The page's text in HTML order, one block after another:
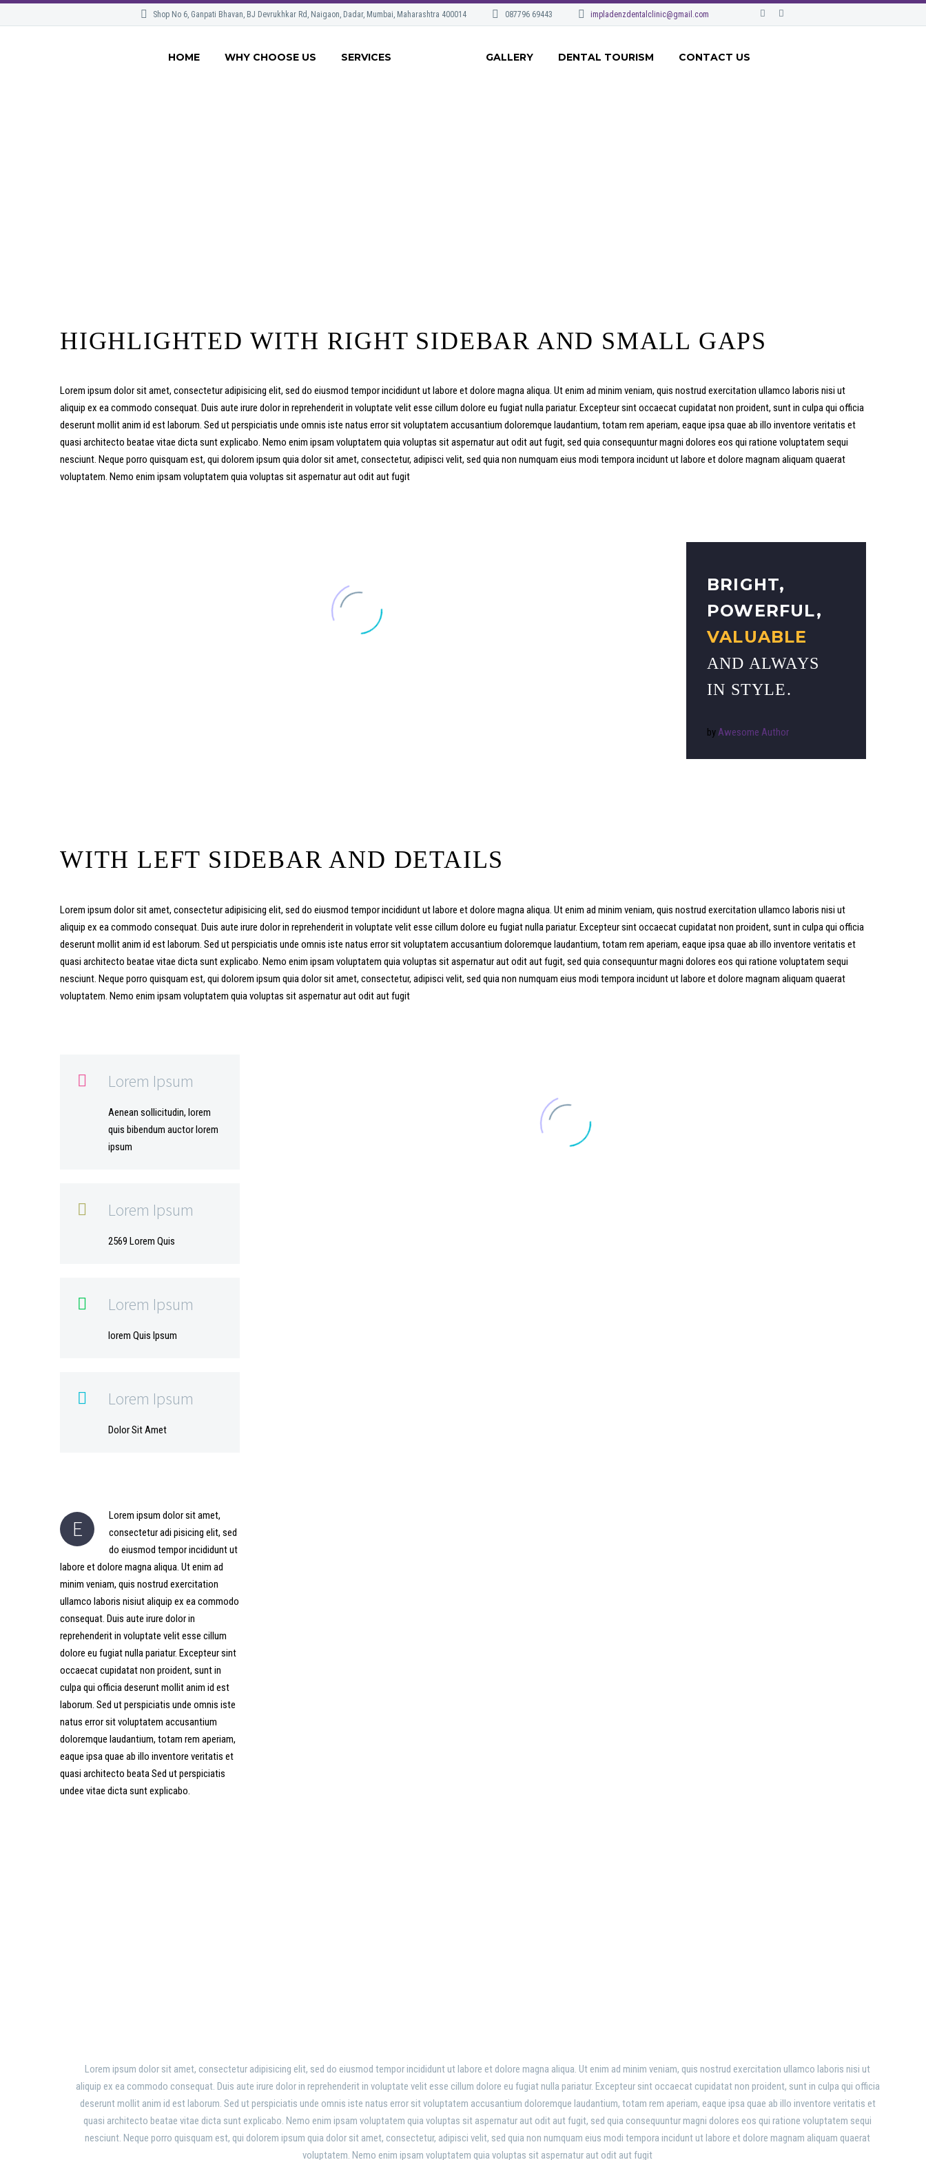
Shop No 6, Ganpati Bhavan, BJ Devrukhkar Rd, Naigaon, Dadar, Mumbai, Maharashtra 400014 087796 69443 impladenzdentalclinic@gmail.com
HOME WHY CHOOSE US SERVICES GALLERY DENTAL TOURISM CONTACT US
HIGHLIGHTED WITH RIGHT SIDEBAR AND SMALL GAPS
Lorem ipsum dolor sit amet, consectetur adipisicing elit, sed do eiusmod tempor incididunt ut labore et dolore magna aliqua. Ut enim ad minim veniam, quis nostrud exercitation ullamco laboris nisi ut
aliquip ex ea commodo consequat. Duis aute irure dolor in reprehenderit in voluptate velit esse cillum dolore eu fugiat nulla pariatur. Excepteur sint occaecat cupidatat non proident, sunt in culpa qui officia
deserunt mollit anim id est laborum. Sed ut perspiciatis unde omnis iste natus error sit voluptatem accusantium doloremque laudantium, totam rem aperiam, eaque ipsa quae ab illo inventore veritatis et
quasi architecto beatae vitae dicta sunt explicabo. Nemo enim ipsam voluptatem quia voluptas sit aspernatur aut odit aut fugit, sed quia consequuntur magni dolores eos qui ratione voluptatem sequi
nesciunt. Neque porro quisquam est, qui dolorem ipsum quia dolor sit amet, consectetur, adipisci velit, sed quia non numquam eius modi tempora incidunt ut labore et dolore magnam aliquam quaerat
voluptatem. Nemo enim ipsam voluptatem quia voluptas sit aspernatur aut odit aut fugit
BRIGHT,
POWERFUL,
VALUABLE
AND ALWAYS
IN STYLE.
by Awesome Author
WITH LEFT SIDEBAR AND DETAILS
Lorem ipsum dolor sit amet, consectetur adipisicing elit, sed do eiusmod tempor incididunt ut labore et dolore magna aliqua. Ut enim ad minim veniam, quis nostrud exercitation ullamco laboris nisi ut
aliquip ex ea commodo consequat. Duis aute irure dolor in reprehenderit in voluptate velit esse cillum dolore eu fugiat nulla pariatur. Excepteur sint occaecat cupidatat non proident, sunt in culpa qui officia
deserunt mollit anim id est laborum. Sed ut perspiciatis unde omnis iste natus error sit voluptatem accusantium doloremque laudantium, totam rem aperiam, eaque ipsa quae ab illo inventore veritatis et
quasi architecto beatae vitae dicta sunt explicabo. Nemo enim ipsam voluptatem quia voluptas sit aspernatur aut odit aut fugit, sed quia consequuntur magni dolores eos qui ratione voluptatem sequi
nesciunt. Neque porro quisquam est, qui dolorem ipsum quia dolor sit amet, consectetur, adipisci velit, sed quia non numquam eius modi tempora incidunt ut labore et dolore magnam aliquam quaerat
voluptatem. Nemo enim ipsam voluptatem quia voluptas sit aspernatur aut odit aut fugit
 Lorem Ipsum
Aenean sollicitudin, lorem
quis bibendum auctor lorem
ipsum
 Lorem Ipsum
2569 Lorem Quis
 Lorem Ipsum
lorem Quis Ipsum
 Lorem Ipsum
Dolor Sit Amet
E
Lorem ipsum dolor sit amet,
consectetur adi pisicing elit, sed
do eiusmod tempor incididunt ut
labore et dolore magna aliqua. Ut enim ad
minim veniam, quis nostrud exercitation
ullamco laboris nisiut aliquip ex ea commodo
consequat. Duis aute irure dolor in
reprehenderit in voluptate velit esse cillum
dolore eu fugiat nulla pariatur. Excepteur sint
occaecat cupidatat non proident, sunt in
culpa qui officia deserunt mollit anim id est
laborum. Sed ut perspiciatis unde omnis iste
natus error sit voluptatem accusantium
doloremque laudantium, totam rem aperiam,
eaque ipsa quae ab illo inventore veritatis et
quasi architecto beata Sed ut perspiciatis
undee vitae dicta sunt explicabo.
Lorem ipsum dolor sit amet, consectetur adipisicing elit, sed do eiusmod tempor incididunt ut labore et dolore magna aliqua. Ut enim ad minim veniam, quis nostrud exercitation ullamco laboris nisi ut
aliquip ex ea commodo consequat. Duis aute irure dolor in reprehenderit in voluptate velit esse cillum dolore eu fugiat nulla pariatur. Excepteur sint occaecat cupidatat non proident, sunt in culpa qui officia
deserunt mollit anim id est laborum. Sed ut perspiciatis unde omnis iste natus error sit voluptatem accusantium doloremque laudantium, totam rem aperiam, eaque ipsa quae ab illo inventore veritatis et
quasi architecto beatae vitae dicta sunt explicabo. Nemo enim ipsam voluptatem quia voluptas sit aspernatur aut odit aut fugit, sed quia consequuntur magni dolores eos qui ratione voluptatem sequi
nesciunt. Neque porro quisquam est, qui dolorem ipsum quia dolor sit amet, consectetur, adipisci velit, sed quia non numquam eius modi tempora incidunt ut labore et dolore magnam aliquam quaerat
voluptatem. Nemo enim ipsam voluptatem quia voluptas sit aspernatur aut odit aut fugit